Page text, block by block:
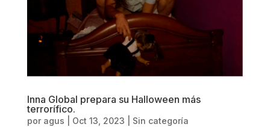
Inna Global prepara su Halloween más
terrorífico.
por agus Oct 13, 2023 Sin categoría